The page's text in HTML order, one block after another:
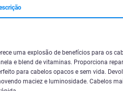
uma explosão de benefícios para os
e blend de vitaminas. Proporciona
para cabelos opacos e sem vida.
maciez e luminosidade. Cabelos